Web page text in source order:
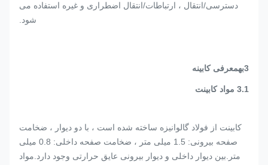
دسترسی/انتقال ، ارتباطات/انتقال اضطراری و غیره استفاده می
شود.
3بهمعرفی کابینه
3.1 مواد کابینت
کابینت از فولاد گالوانیزه ساخته شده است ، با دو دیوار ، ضخامت
صفحه بیرونی: 1.5 میلی متر ، ضخامت صفحه داخلی: 0.8 میلی
متر.بین دیوار داخلی و دیوار بیرونی عایق حرارتی وجود دارد.مواد